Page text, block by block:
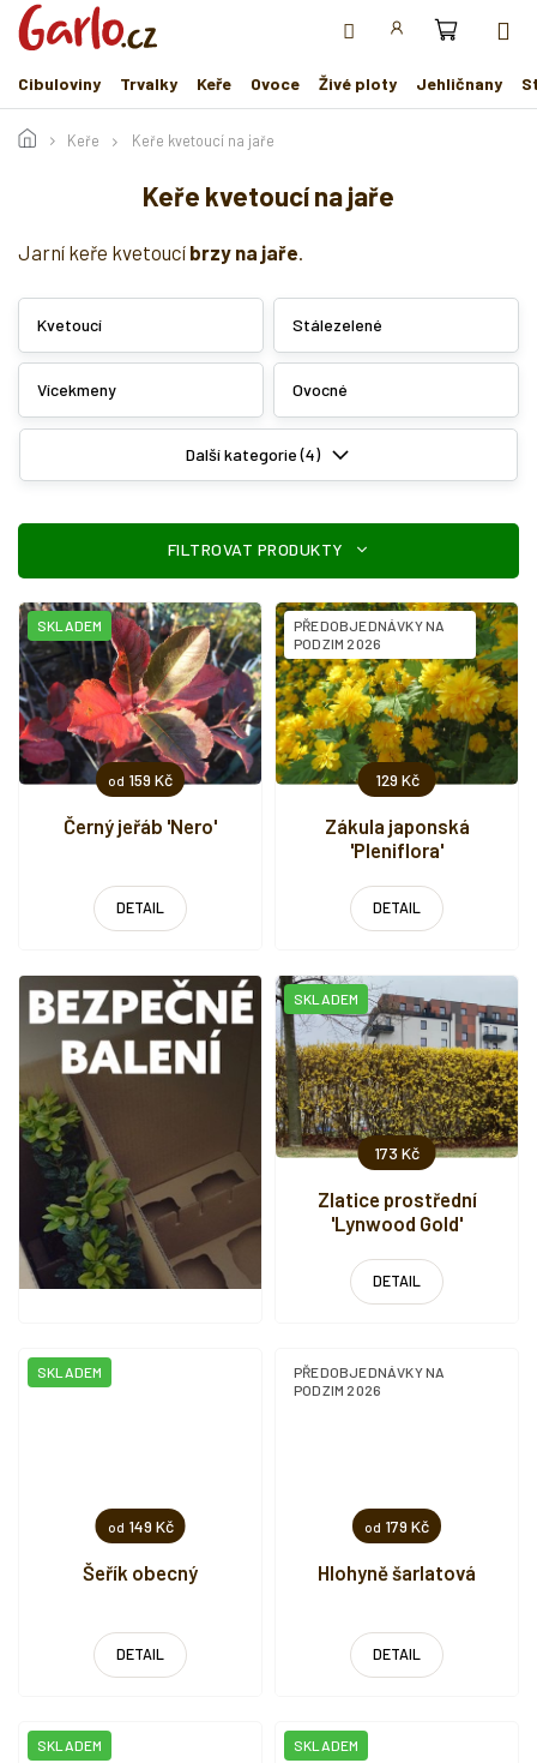
Přejít
obsah
Cibuloviny
Trvalky Keře Ovoce Živé ploty Jehličnany
Keře Keře kvetoucí na jaře
Keře kvetoucí na jaře
Jarní keře kvetoucí brzy na jaře.
Kvetoucí Stálezelené
Vícekmeny Ovocné
Další kategorie (4)
V
p
i
s
p
r
o
d
u
od 159 Kč
Černý jeřáb 'Nero'
SKLADEM
DETAIL
129 Kč
Zákula japonská
'Pleniflora'
PŘEDOBJEDNÁVKY NA
PODZIM 2026
DETAIL
173 Kč
Zlatice prostřední
'Lynwood Gold'
SKLADEM
DETAIL
od 149 Kč
Šeřík obecný
SKLADEM
DETAIL
od 179 Kč
Hlohyně šarlatová
PŘEDOBJEDNÁVKY NA
PODZIM 2026
DETAIL
SKLADEM SKLADEM